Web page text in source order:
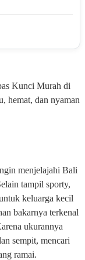
Kunci Murah di
hemat, dan nyaman
menjelajahi Bali
tampil sporty,
keluarga kecil
bakarnya terkenal
ukurannya
sempit, mencari
ramai.